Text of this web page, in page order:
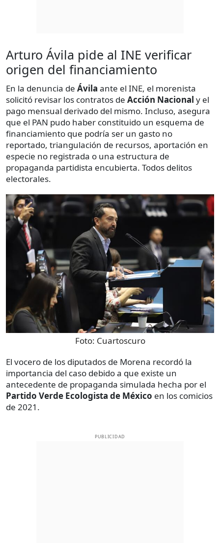
Arturo Ávila pide al INE verificar
origen del financiamiento
En la denuncia de Ávila ante el INE, el morenista
solicitó revisar los contratos de Acción Nacional y el
pago mensual derivado del mismo. Incluso, asegura
que el PAN pudo haber constituido un esquema de
financiamiento que podría ser un gasto no
reportado, triangulación de recursos, aportación en
especie no registrada o una estructura de
propaganda partidista encubierta. Todos delitos
electorales.
Foto: Cuartoscuro
El vocero de los diputados de Morena recordó la
importancia del caso debido a que existe un
antecedente de propaganda simulada hecha por el
Partido Verde Ecologista de México en los comicios
de 2021.
PUBLICIDAD